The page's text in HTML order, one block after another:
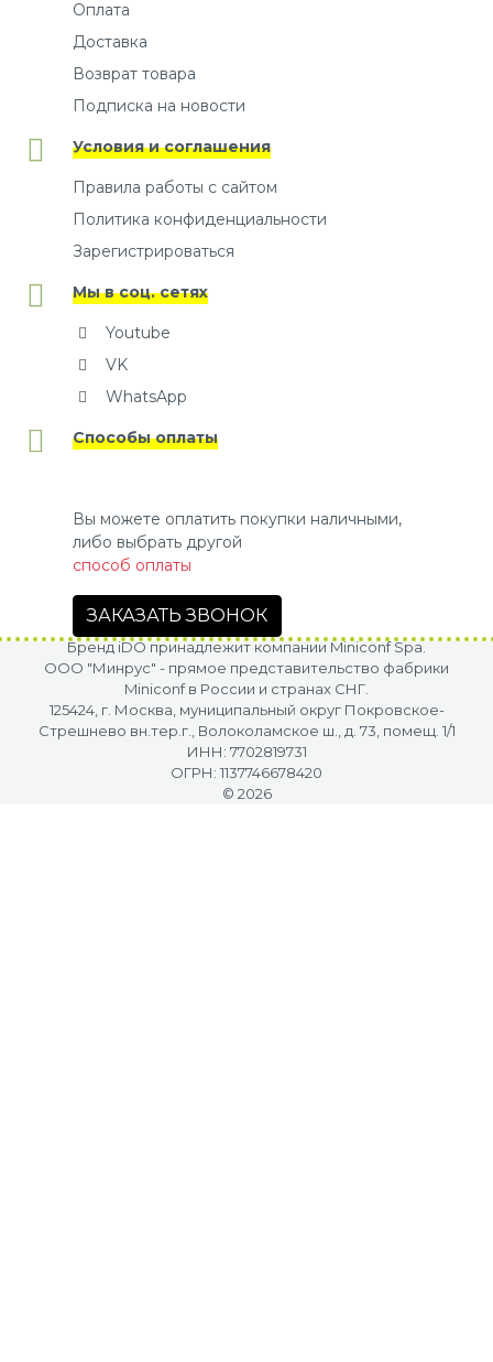
Оплата
Доставка
Возврат товара
Подписка на новости
Условия и соглашения
Правила работы с сайтом
Политика конфиденциальности
Зарегистрироваться
Мы в соц. сетях
Youtube
VK
WhatsApp
Способы оплаты
Вы можете оплатить покупки наличными,
либо выбрать другой
способ оплаты
ЗАКАЗАТЬ ЗВОНОК
Бренд iDO принадлежит компании Miniconf Spa.
OOO "Минрус" - прямое представительство фабрики
Miniconf в России и странах СНГ.
125424, г. Москва, муниципальный округ Покровское-
Стрешнево вн.тер.г., Волоколамское ш., д. 73, помещ. 1/1
ИНН: 7702819731
ОГРН: 1137746678420
© 2026